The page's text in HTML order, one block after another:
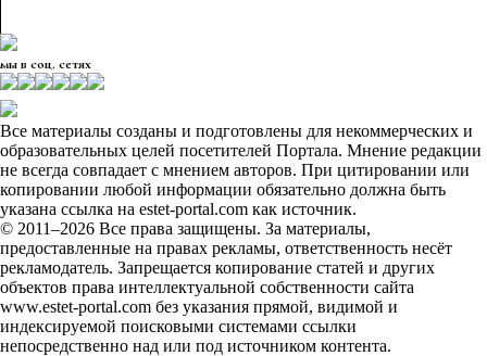
мы в соц. сетях
Все материалы созданы и подготовлены для некоммерческих и
образовательных целей посетителей Портала. Мнение редакции
не всегда совпадает с мнением авторов. При цитировании или
копировании любой информации обязательно должна быть
указана ссылка на estet-portal.com как источник.
© 2011–2026 Все права защищены. За материалы,
предоставленные на правах рекламы, ответственность несёт
рекламодатель. Запрещается копирование статей и других
объектов права интеллектуальной собственности сайта
www.estet-portal.com без указания прямой, видимой и
индексируемой поисковыми системами ссылки
непосредственно над или под источником контента.